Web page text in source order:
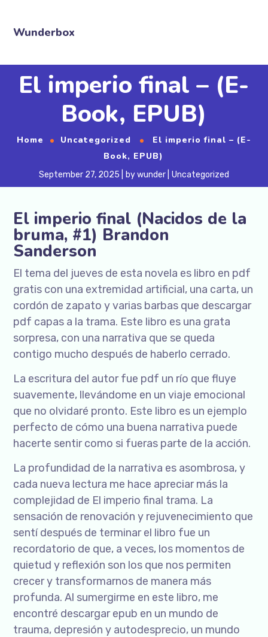
Wunderbox
El imperio final – (E-
Book, EPUB)
Home Uncategorized
El imperio final – (E-
Book, EPUB)
September 27, 2025 bywunder Uncategorized
El imperio final (Nacidos de la
bruma, #1) Brandon
Sanderson
El tema del jueves de esta novela es libro en pdf
gratis con una extremidad artificial, una carta, un
cordón de zapato y varias barbas que descargar
pdf capas a la trama. Este libro es una grata
sorpresa, con una narrativa que se queda
contigo mucho después de haberlo cerrado.
La escritura del autor fue pdf un río que fluye
suavemente, llevándome en un viaje emocional
que no olvidaré pronto. Este libro es un ejemplo
perfecto de cómo una buena narrativa puede
hacerte sentir como si fueras parte de la acción.
La profundidad de la narrativa es asombrosa, y
cada nueva lectura me hace apreciar más la
complejidad de El imperio final trama. La
sensación de renovación y rejuvenecimiento que
sentí después de terminar el libro fue un
recordatorio de que, a veces, los momentos de
quietud y reflexión son los que nos permiten
crecer y transformarnos de manera más
profunda. Al sumergirme en este libro, me
encontré descargar epub en un mundo de
trauma, depresión y autodesprecio, un mundo